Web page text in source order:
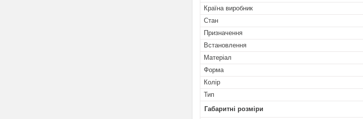
Країна виробник
Стан
Призначення
Встановлення
Матеріал
Форма
Колір
Тип
Габаритні розміри